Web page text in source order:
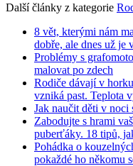
Další články z kategorie
8 vět, kterými nám
dobře, ale dnes už je
Problémy s
malovat po zdech
Rodiče dávají v
vzniká past. Teplota
Jak naučit děti v noci
Zabodujte s hrami
puberťáky. 18 tipů,
Pohádka o
pokaždé ho někomu